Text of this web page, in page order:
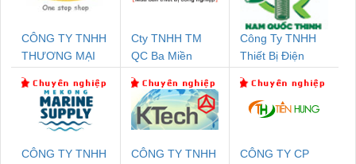
CÔNG TY TNHH
THƯƠNG MẠI
NAM
Cty TNHH TM
QC Ba Miền
Công Ty TNHH
Thiết Bị Điện
CÔNG TY TNHH
CÔNG TY TNHH
CÔNG TY CP